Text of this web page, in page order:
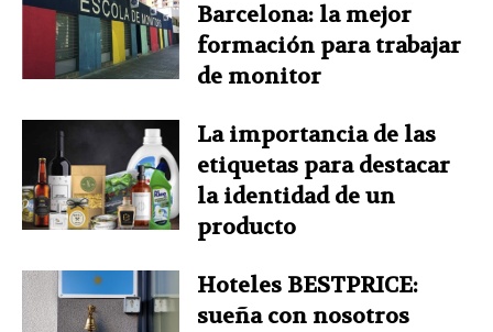
Barcelona: la mejor
formación para trabajar
de monitor
La importancia de las
etiquetas para destacar
la identidad de un
producto
Hoteles BESTPRICE:
sueña con nosotros